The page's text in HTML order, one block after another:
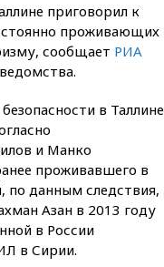
приговорил к
проживающих
сообщает РИА
в Таллине
и Манко
проживавшего в
по данным следствия,
Азан в 2013 году
в России
в Сирии.